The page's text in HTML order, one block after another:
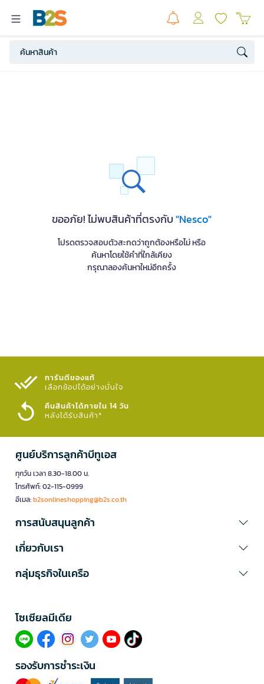
ขออภัย! ไม่พบสินค้าที่ตรงกับ"Nesco"
โปรดตรวจสอบตัวสะกดว่าถูกต้องหรือไม่ หรือ
ค้นหาโดยใช้คำที่ใกล้เคียง
กรุณาลองค้นหาใหม่อีกครั้ง
การันตีของแท้
เลือกช้อปได้อย่างมั่นใจ​
คืนสินค้าได้ภายใน 14 วัน
หลังได้รับสินค้า*
ศูนย์บริการลูกค้าบีทูเอส
ทุกวัน เวลา 8.30-18.00 น.
โทรศัพท์: 02-115-0999
อีเมล:b2sonlineshopping@b2s.co.th
การสนับสนุนลูกค้า
เกี่ยวกับเรา
กลุ่มธุรกิจในเครือ
โซเซียลมีเดีย​
รองรับการชำระเงิน